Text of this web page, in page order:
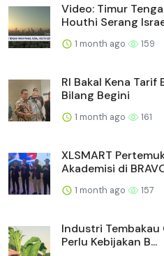
Video: Timur
Houthi Serang
1 month ago 159
RI Bakal Kena Tarif
Bilang Begini
1 month ago 161
XLSMART
Akademisi di
1 month ago 157
Industri
Perlu Kebijakan B...